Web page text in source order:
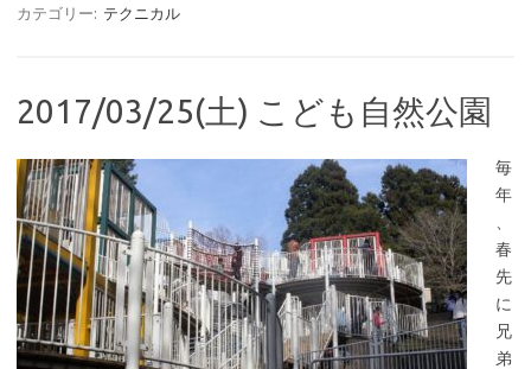
カテゴリー: テクニカル
2017/03/25(土) こども自然公園
毎
年
春
先
に
兄
弟